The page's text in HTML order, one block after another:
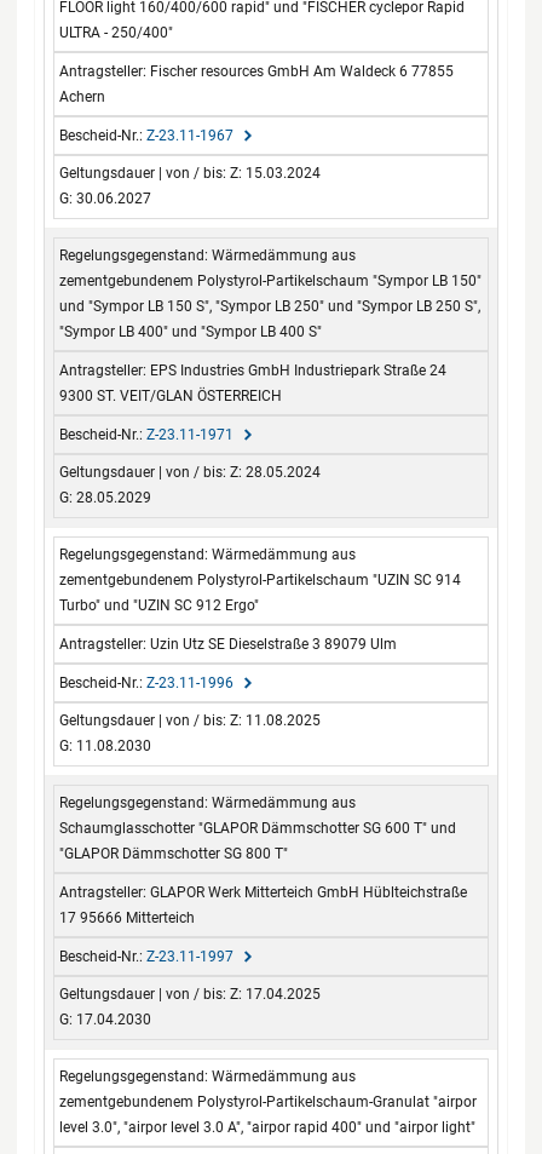
FLOOR light 160/400/600 rapid" und "FISCHER cyclepor Rapid
ULTRA - 250/400"
Fischer resources GmbH Am Waldeck 6 77855
Achern
Z-23.11-1967
Z: 15.03.2024
G: 30.06.2027
Wärmedämmung aus
zementgebundenem Polystyrol-Partikelschaum "Sympor LB 150"
und "Sympor LB 150 S", "Sympor LB 250" und "Sympor LB 250 S",
"Sympor LB 400" und "Sympor LB 400 S"
EPS Industries GmbH Industriepark Straße 24
9300 ST. VEIT/GLAN ÖSTERREICH
Z-23.11-1971
Z: 28.05.2024
G: 28.05.2029
Wärmedämmung aus
zementgebundenem Polystyrol-Partikelschaum "UZIN SC 914
Turbo" und "UZIN SC 912 Ergo"
Uzin Utz SE Dieselstraße 3 89079 Ulm
Z-23.11-1996
Z: 11.08.2025
G: 11.08.2030
Wärmedämmung aus
Schaumglasschotter "GLAPOR Dämmschotter SG 600 T" und
"GLAPOR Dämmschotter SG 800 T"
GLAPOR Werk Mitterteich GmbH Hüblteichstraße
17 95666 Mitterteich
Z-23.11-1997
Z: 17.04.2025
G: 17.04.2030
Wärmedämmung aus
zementgebundenem Polystyrol-Partikelschaum-Granulat "airpor
level 3.0", "airpor level 3.0 A", "airpor rapid 400" und "airpor light"